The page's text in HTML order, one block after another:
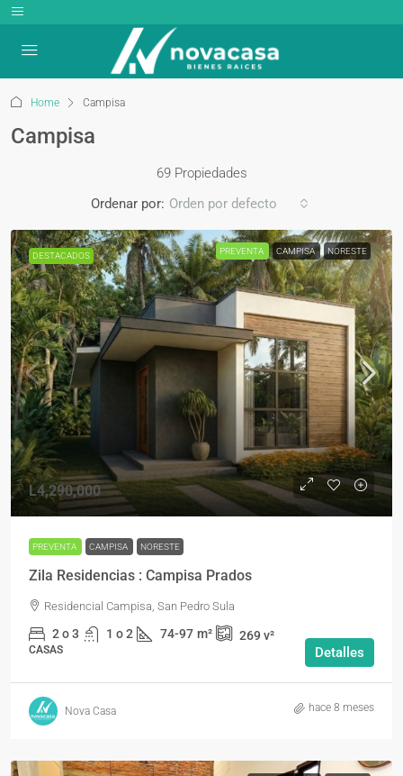
Home Campisa
Campisa
69 Propiedades
Ordenar por: Orden por defecto
DESTACADOS PREVENTA CAMPISA NORESTE
L4,290,000
PREVENTA CAMPISA NORESTE
Zila Residencias : Campisa Prados
Residencial Campisa, San Pedro Sula
2 o 3 1 o 2 74-97 m² 269 v²
CASAS Detalles
Nova Casa hace 8 meses